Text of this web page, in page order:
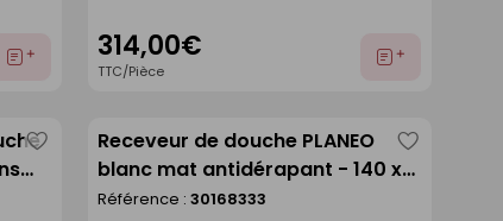
Ajouter
314,00€
TTC/Pièce
Ajouter
Enregistrer
comme
Receveur de douche PLANEO
blanc mat antidérapant - 140 x
90 cm
Référence : 30168333
comme